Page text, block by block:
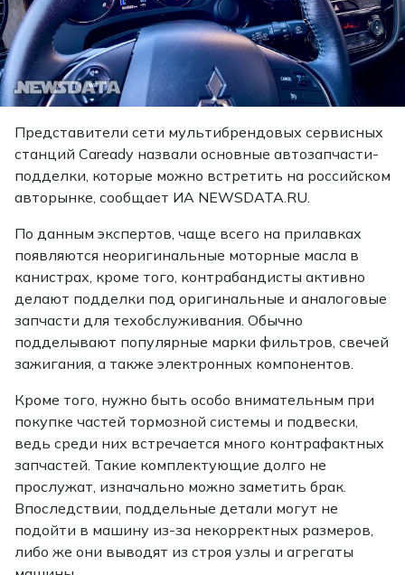
Представители сети мультибрендовых сервисных
станций Caready назвали основные автозапчасти-
подделки, которые можно встретить на российском
авторынке, сообщает ИА NEWSDATA.RU.
По данным экспертов, чаще всего на прилавках
появляются неоригинальные моторные масла в
канистрах, кроме того, контрабандисты активно
делают подделки под оригинальные и аналоговые
запчасти для техобслуживания. Обычно
подделывают популярные марки фильтров, свечей
зажигания, а также электронных компонентов.
Кроме того, нужно быть особо внимательным при
покупке частей тормозной системы и подвески,
ведь среди них встречается много контрафактных
запчастей. Такие комплектующие долго не
прослужат, изначально можно заметить брак.
Впоследствии, поддельные детали могут не
подойти в машину из-за некорректных размеров,
либо же они выводят из строя узлы и агрегаты